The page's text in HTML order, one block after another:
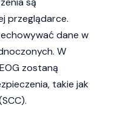
przeglądarce.
dane w
W
zostaną
takie jak